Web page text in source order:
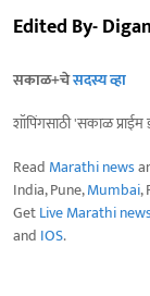
Edited By-
सकाळ+चेसदस्य व्हा
शॉपिंगसाठी 'सकाळ
Read Marathi news
India, Pune,Mumbai,
GetLive Marathi
and IOS.